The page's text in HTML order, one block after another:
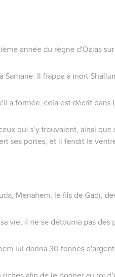
année du règne d'Ozias
Il frappa à mort
a formée, cela est décrit dans
qui s’y trouvaient, ainsi que
ses portes, et il fendit le
Menahem, le fils de Gadi,
vie, il ne se détourna pas des
lui donna 30 tonnes
afin de le donner au roi